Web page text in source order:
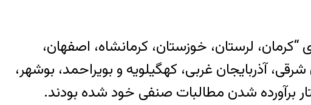
جمله در استان‌های “کرمان، لرستان، خوزستان، کرمانشاه، اصفهان،
آذربایجان غربی، کهگیلویه و بویراحمد، بوشهر،
شدن مطالبات صنفی خود شده بودند.